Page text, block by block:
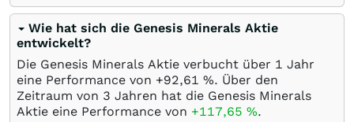
Wie hat sich die Genesis Minerals Aktie
entwickelt?
Die Genesis Minerals Aktie verbucht über 1 Jahr
eine Performance von +92,61 %. Über den
Zeitraum von 3 Jahren hat die Genesis Minerals
Aktie eine Performance von +117,65 %.